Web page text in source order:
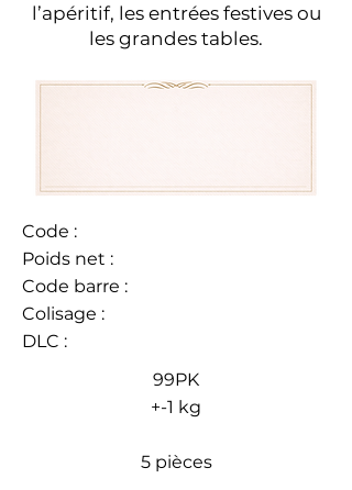
l’apéritif, les entrées festives ou
les grandes tables.
Code :
Poids net :
Code barre :
Colisage :
DLC :
99PK
+-1 kg
5 pièces